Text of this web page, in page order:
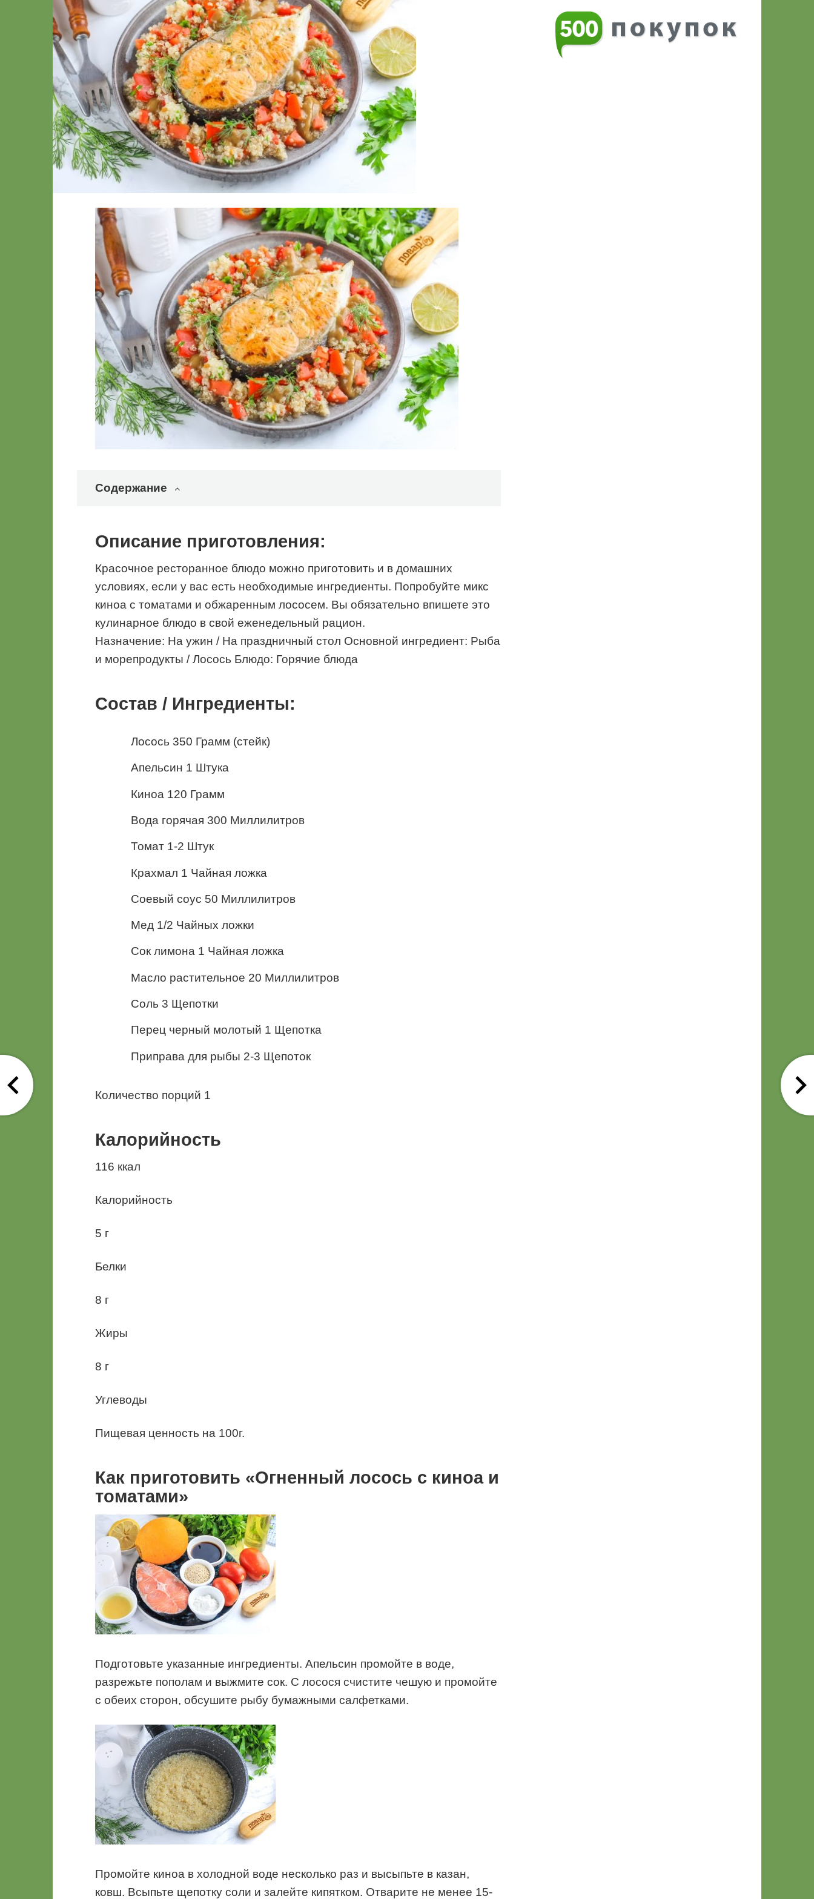
Содержание
Описание приготовления:
Красочное ресторанное блюдо можно приготовить и в домашних
условиях, если у вас есть необходимые ингредиенты. Попробуйте микс
киноа с томатами и обжаренным лососем. Вы обязательно впишете это
кулинарное блюдо в свой еженедельный рацион.
Назначение: На ужин / На праздничный стол Основной ингредиент: Рыба
и морепродукты / Лосось Блюдо: Горячие блюда
Состав / Ингредиенты:
Лосось 350 Грамм (стейк)
Апельсин 1 Штука
Киноа 120 Грамм
Вода горячая 300 Миллилитров
Томат 1-2 Штук
Крахмал 1 Чайная ложка
Соевый соус 50 Миллилитров
Мед 1/2 Чайных ложки
Сок лимона 1 Чайная ложка
Масло растительное 20 Миллилитров
Соль 3 Щепотки
Перец черный молотый 1 Щепотка
Приправа для рыбы 2-3 Щепоток
Количество порций 1
Калорийность
116 ккал
Калорийность
5 г
Белки
8 г
Жиры
8 г
Углеводы
Пищевая ценность на 100г.
Как приготовить «Огненный лосось с киноа и
томатами»
Подготовьте указанные ингредиенты. Апельсин промойте в воде,
разрежьте пополам и выжмите сок. С лосося счистите чешую и промойте
с обеих сторон, обсушите рыбу бумажными салфетками.
Промойте киноа в холодной воде несколько раз и высыпьте в казан,
ковш. Всыпьте щепотку соли и залейте кипятком. Отварите не менее 15-